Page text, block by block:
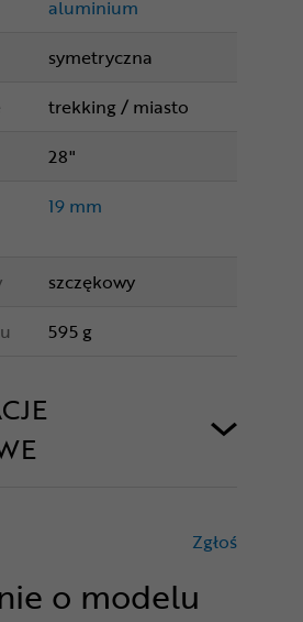
aluminium
symetryczna
trekking / miasto
28"
19 mm
szczękowy
595 g
o modelu
Zgłoś